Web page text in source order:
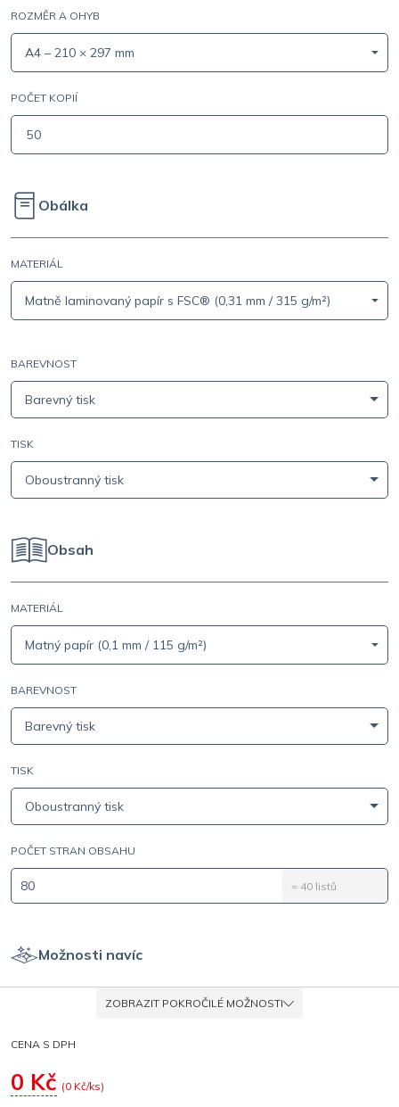
ROZMĚR A OHYB
A4 – 210 × 297 mm
POČET KOPIÍ
Obálka
MATERIÁL
Matně laminovaný papír s FSC® (0,31 mm / 315 g/m²)
BAREVNOST
Barevný tisk
TISK
Oboustranný tisk
Obsah
MATERIÁL
Matný papír (0,1 mm / 115 g/m²)
BAREVNOST
Barevný tisk
TISK
Oboustranný tisk
POČET STRAN OBSAHU
= 40 listů
Možnosti navíc
ZOBRAZIT POKROČILÉ MOŽNOSTI
CENA S DPH
0 Kč (0 Kč/ks)